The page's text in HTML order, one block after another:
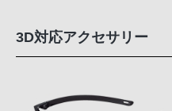
3D対応アクセサリー